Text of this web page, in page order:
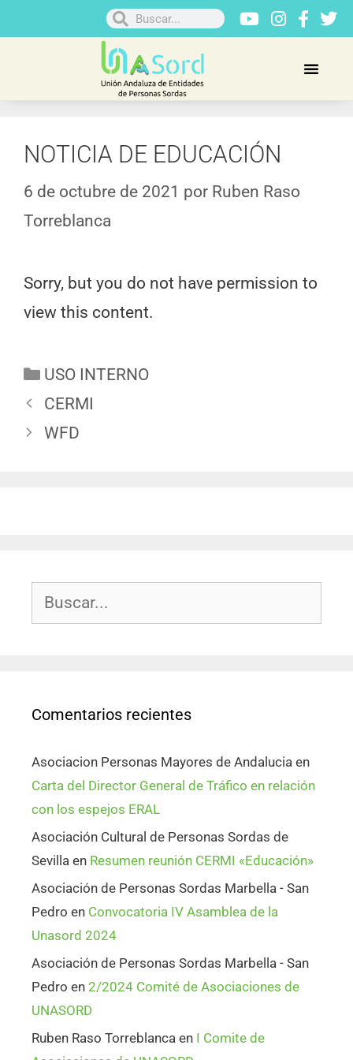
NOTICIA DE EDUCACIÓN
6 de octubre de 2021 por Ruben Raso
Torreblanca
Sorry, but you do not have permission to
view this content.
USO INTERNO
CERMI
WFD
Comentarios recientes
Asociacion Personas Mayores de Andalucia en
Carta del Director General de Tráfico en relación
con los espejos ERAL
Asociación Cultural de Personas Sordas de
Sevilla en Resumen reunión CERMI «Educación»
Asociación de Personas Sordas Marbella - San
Pedro en Convocatoria IV Asamblea de la
Unasord 2024
Asociación de Personas Sordas Marbella - San
Pedro en 2/2024 Comité de Asociaciones de
UNASORD
Ruben Raso Torreblanca en I Comite de